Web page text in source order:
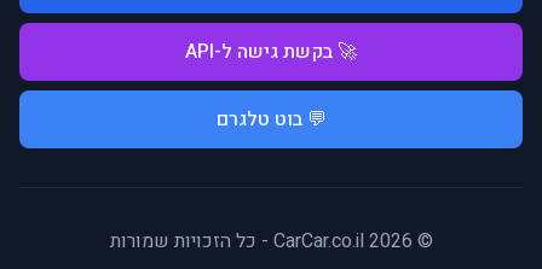
🚀 בקשת גישה ל-API
💬 בוט טלגרם
© 2026 CarCar.co.il - כל הזכויות שמורות